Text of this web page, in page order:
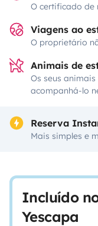
O certificado de
Viagens ao
O proprietário
Animais de
Os seus
acompanhá-lo
Reserva
Mais simples e
Incluído
Yescapa